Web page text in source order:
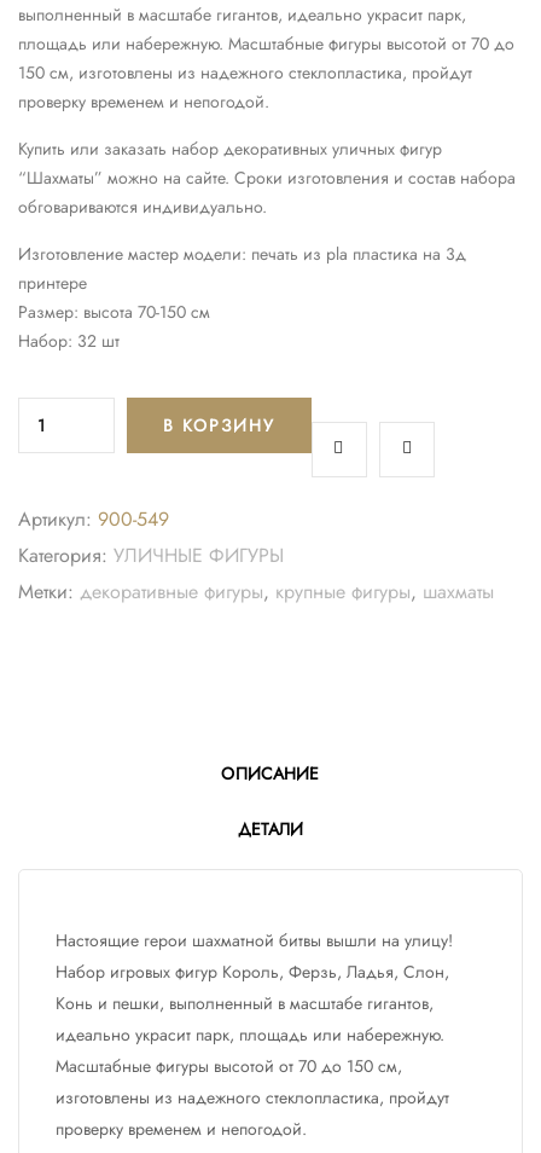
выполненный в масштабе гигантов, идеально украсит парк,
площадь или набережную. Масштабные фигуры высотой от 70 до
150 см, изготовлены из надежного стеклопластика, пройдут
проверку временем и непогодой.
Купить или заказать набор декоративных уличных фигур
“Шахматы” можно на сайте. Сроки изготовления и состав набора
обговариваются индивидуально.
Изготовление мастер модели: печать из pla пластика на 3д
принтере
Размер: высота 70-150 см
Набор: 32 шт
В КОРЗИНУ
Артикул: 900-549
Категория: УЛИЧНЫЕ ФИГУРЫ
Метки: декоративные фигуры, крупные фигуры, шахматы
ОПИСАНИЕ
ДЕТАЛИ
Настоящие герои шахматной битвы вышли на улицу!
Набор игровых фигур Король, Ферзь, Ладья, Слон,
Конь и пешки, выполненный в масштабе гигантов,
идеально украсит парк, площадь или набережную.
Масштабные фигуры высотой от 70 до 150 см,
изготовлены из надежного стеклопластика, пройдут
проверку временем и непогодой.